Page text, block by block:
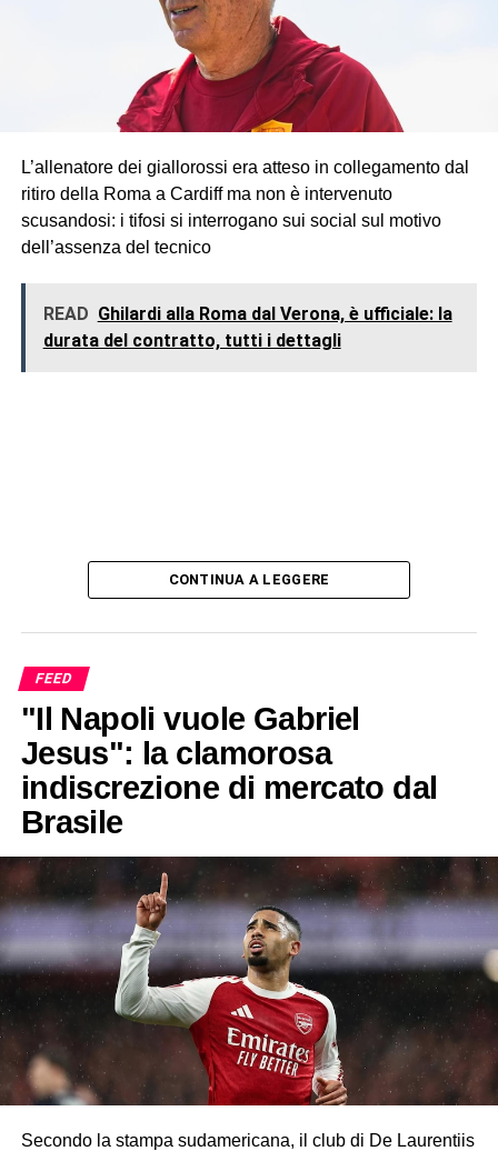
L’allenatore dei giallorossi era atteso in collegamento dal
ritiro della Roma a Cardiff ma non è intervenuto
scusandosi: i tifosi si interrogano sui social sul motivo
dell’assenza del tecnico
READ Ghilardi alla Roma dal Verona, è ufficiale: la
durata del contratto, tutti i dettagli
CONTINUA A LEGGERE
FEED
"Il Napoli vuole Gabriel
Jesus": la clamorosa
indiscrezione di mercato dal
Brasile
Secondo la stampa sudamericana, il club di De Laurentiis